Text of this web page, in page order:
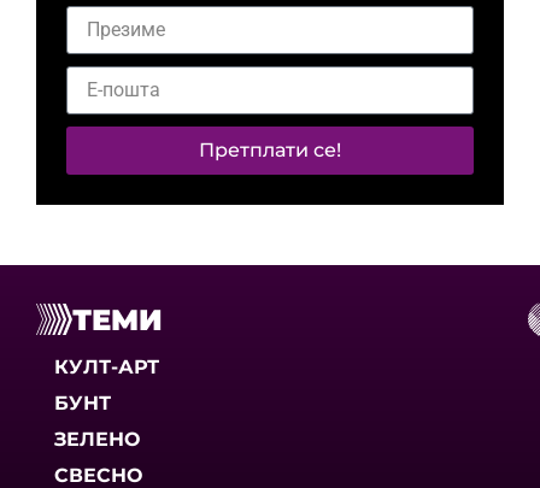
Претплати се!
ТЕМИ
КУЛТ-АРТ
БУНТ
ЗЕЛЕНО
СВЕСНО